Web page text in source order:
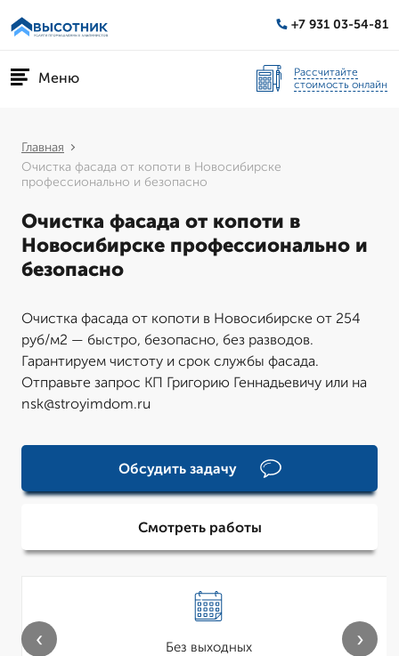
+7 931 03-54-81
Меню
Рассчитайте
стоимость онлайн
Главная
Очистка фасада от копоти в Новосибирске
профессионально и безопасно
Очистка фасада от копоти в
Новосибирске профессионально и
безопасно
Очистка фасада от копоти в Новосибирске от 254
руб/м2 — быстро, безопасно, без разводов.
Гарантируем чистоту и срок службы фасада.
Отправьте запрос КП Григорию Геннадьевичу или на
nsk@stroyimdom.ru
Обсудить задачу
Смотреть работы
Без выходных
‹ ›